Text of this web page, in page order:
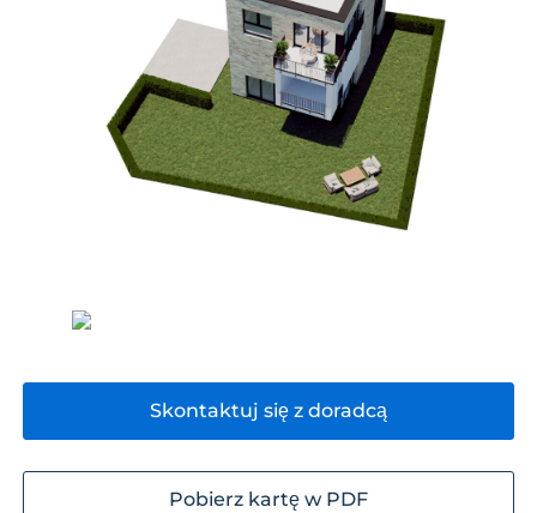
Skontaktuj się z doradcą
Pobierz kartę w PDF